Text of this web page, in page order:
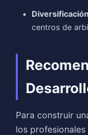
centros de
Para construir
los